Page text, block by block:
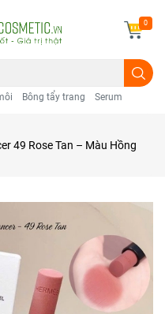
Bông tẩy trang Serum
0
49 Rose Tan – Màu Hồng